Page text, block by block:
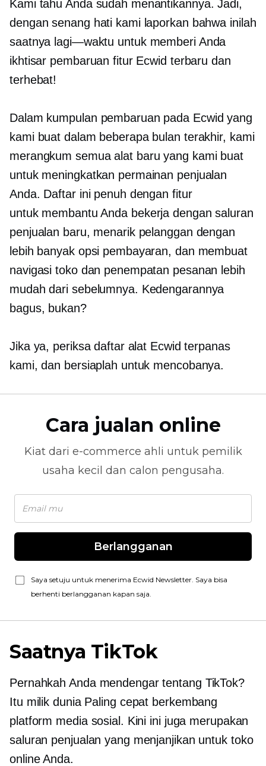
Kami tahu Anda sudah menantikannya. Jadi,
dengan senang hati kami laporkan bahwa inilah
saatnya lagi—waktu untuk memberi Anda
ikhtisar pembaruan fitur Ecwid terbaru dan
terhebat!
Dalam kumpulan pembaruan pada Ecwid yang
kami buat dalam beberapa bulan terakhir, kami
merangkum semua alat baru yang kami buat
untuk meningkatkan permainan penjualan
Anda. Daftar ini penuh dengan fitur
untuk membantu Anda bekerja dengan saluran
penjualan baru, menarik pelanggan dengan
lebih banyak opsi pembayaran, dan membuat
navigasi toko dan penempatan pesanan lebih
mudah dari sebelumnya. Kedengarannya
bagus, bukan?
Jika ya, periksa daftar alat Ecwid terpanas
kami, dan bersiaplah untuk mencobanya.
Cara jualan online
Kiat dari e-commerce ahli untuk pemilik
usaha kecil dan calon pengusaha.
Berlangganan
Saya setuju untuk menerima Ecwid Newsletter. Saya bisa
berhenti berlangganan kapan saja.
Saatnya TikTok
Pernahkah Anda mendengar tentang TikTok?
Itu milik dunia Paling cepat berkembang
platform media sosial. Kini ini juga merupakan
saluran penjualan yang menjanjikan untuk toko
online Anda.